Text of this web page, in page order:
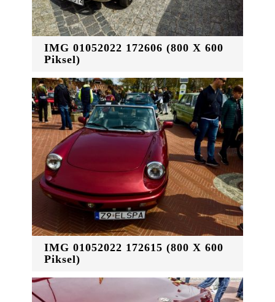
IMG 01052022 172606 (800 X 600
Piksel)
IMG 01052022 172615 (800 X 600
Piksel)